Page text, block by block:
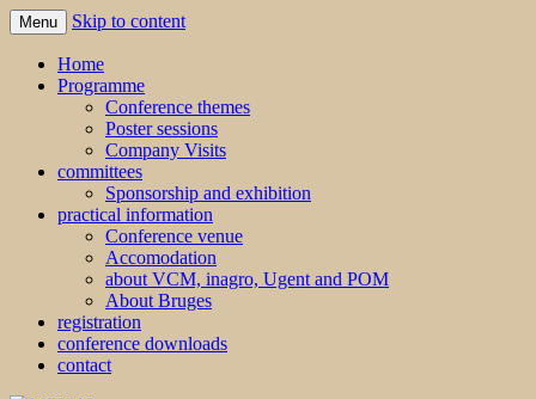
MS2013
Menu Skip to content
Home
Programme
Conference themes
Poster sessions
Company Visits
committees
Sponsorship and exhibition
practical information
Conference venue
Accomodation
about VCM, inagro, Ugent and POM
About Bruges
registration
conference downloads
contact